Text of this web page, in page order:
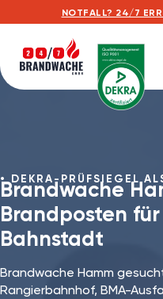
NOTFALL? 24/7
DEKRA-PRÜFSIEGEL
Brandwache
Brandposten
Bahnstadt
Brandwache Hamm
Rangierbahnhof, BMA-